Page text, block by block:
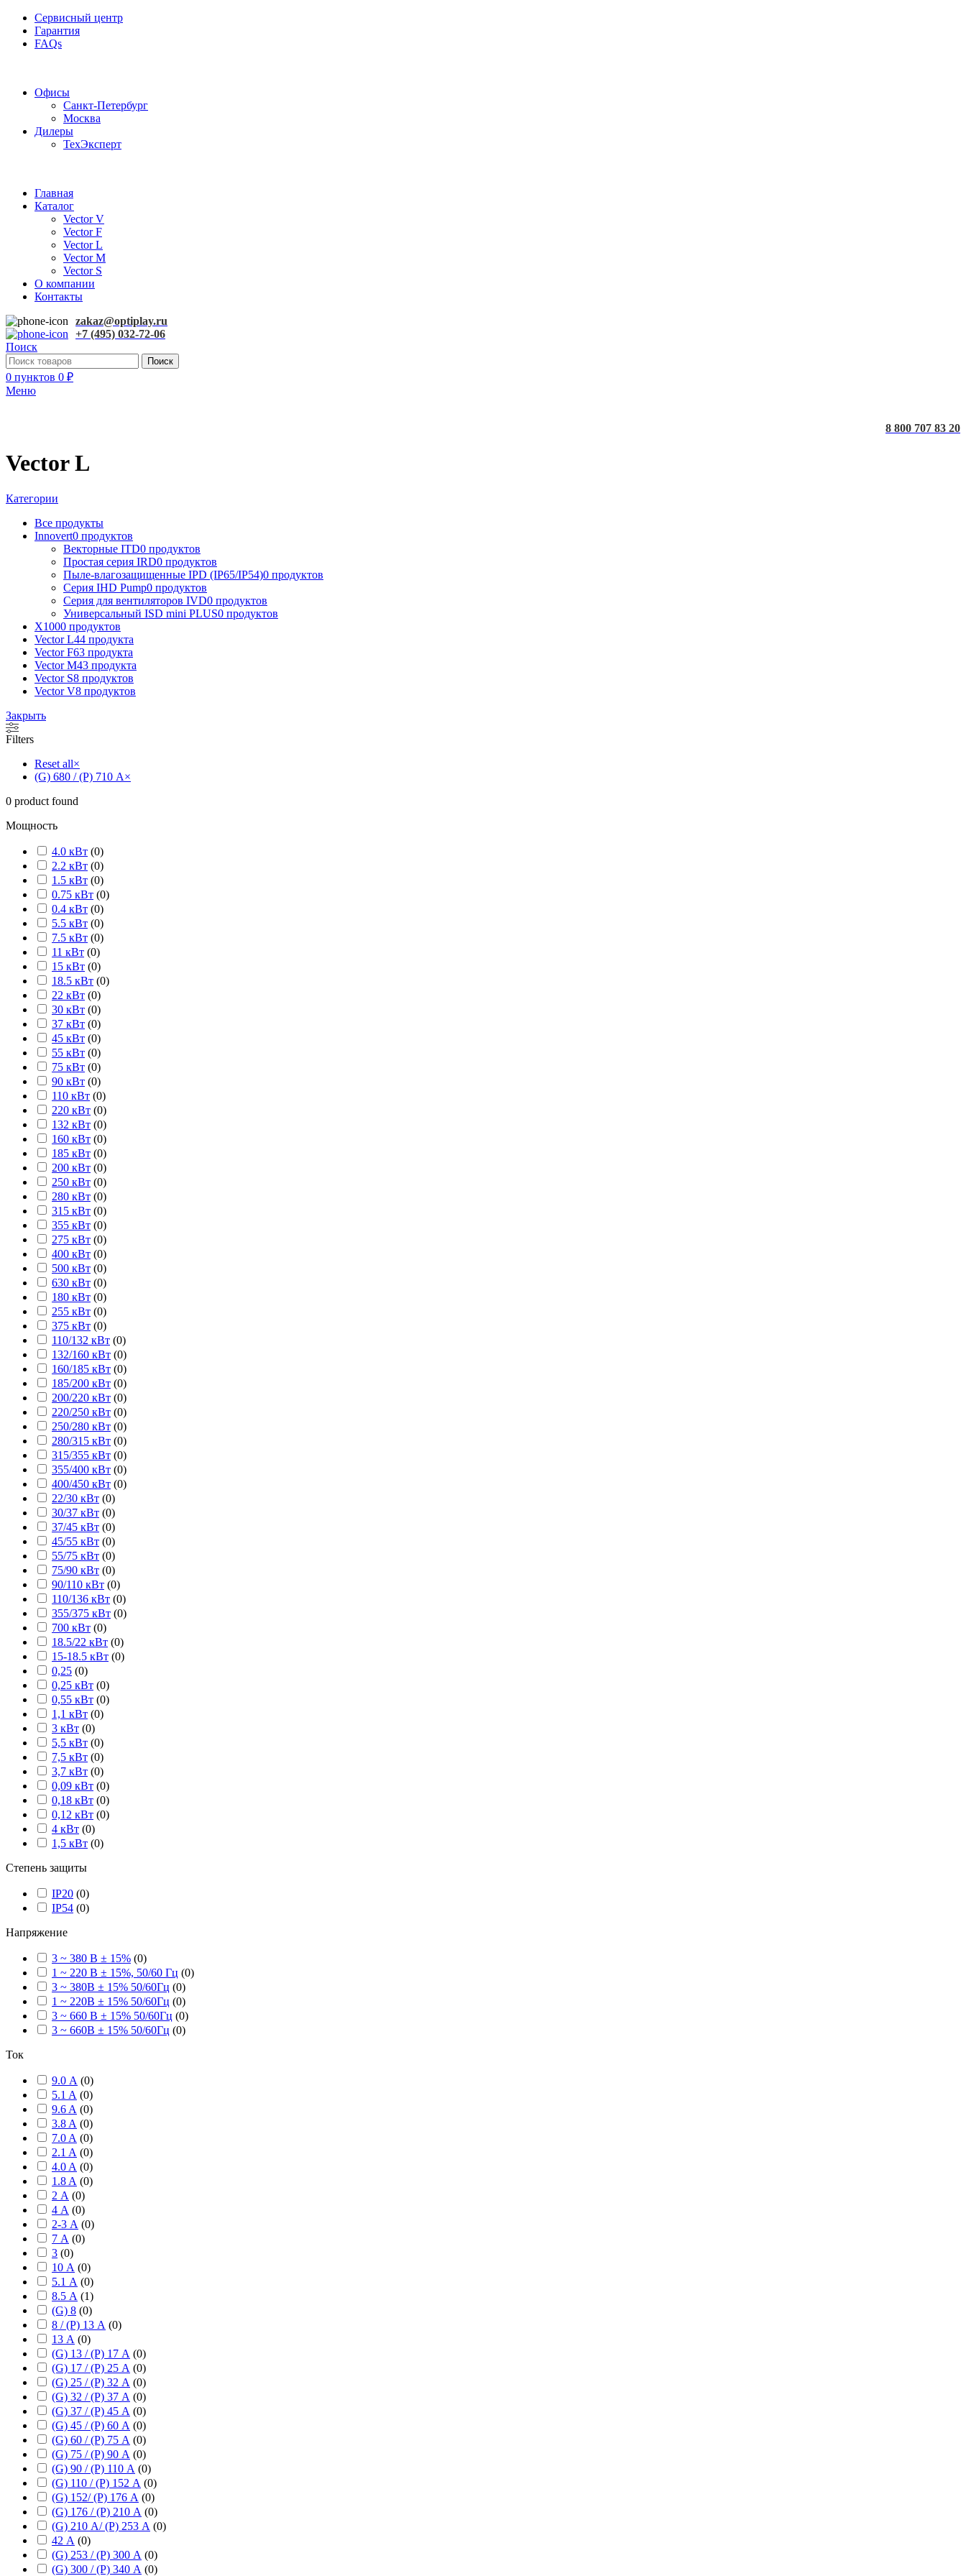
Сервисный центр
Гарантия
FAQs
Офисы
Санкт-Петербург
Москва
Дилеры
ТехЭксперт
Главная
Каталог
Vector V
Vector F
Vector L
Vector M
Vector S
О компании
Контакты
zakaz@optiplay.ru
+7 (495) 032-72-06
Поиск
Поиск
0 пунктов 0 ₽
Меню
8 800 707 83 20
Vector L
Категории
Все продукты
Innovert0 продуктов
Векторные ITD0 продуктов
Простая серия IRD0 продуктов
Пыле-влагозащищенные IPD (IP65/IP54)0 продуктов
Серия IHD Pump0 продуктов
Серия для вентиляторов IVD0 продуктов
Универсальный ISD mini PLUS0 продуктов
X1000 продуктов
Vector L44 продукта
Vector F63 продукта
Vector M43 продукта
Vector S8 продуктов
Vector V8 продуктов
Закрыть
Filters
Reset all×
(G) 680 / (P) 710 А×
0 product found
Мощность
4.0 кВт (0)
2.2 кВт (0)
1.5 кВт (0)
0.75 кВт (0)
0.4 кВт (0)
5.5 кВт (0)
7.5 кВт (0)
11 кВт (0)
15 кВт (0)
18.5 кВт (0)
22 кВт (0)
30 кВт (0)
37 кВт (0)
45 кВт (0)
55 кВт (0)
75 кВт (0)
90 кВт (0)
110 кВт (0)
220 кВт (0)
132 кВт (0)
160 кВт (0)
185 кВт (0)
200 кВт (0)
250 кВт (0)
280 кВт (0)
315 кВт (0)
355 кВт (0)
275 кВт (0)
400 кВт (0)
500 кВт (0)
630 кВт (0)
180 кВт (0)
255 кВт (0)
375 кВт (0)
110/132 кВт (0)
132/160 кВт (0)
160/185 кВт (0)
185/200 кВт (0)
200/220 кВт (0)
220/250 кВт (0)
250/280 кВт (0)
280/315 кВт (0)
315/355 кВт (0)
355/400 кВт (0)
400/450 кВт (0)
22/30 кВт (0)
30/37 кВт (0)
37/45 кВт (0)
45/55 кВт (0)
55/75 кВт (0)
75/90 кВт (0)
90/110 кВт (0)
110/136 кВт (0)
355/375 кВт (0)
700 кВт (0)
18.5/22 кВт (0)
15-18.5 кВт (0)
0,25 (0)
0,25 кВт (0)
0,55 кВт (0)
1,1 кВт (0)
3 кВт (0)
5,5 кВт (0)
7,5 кВт (0)
3,7 кВт (0)
0,09 кВт (0)
0,18 кВт (0)
0,12 кВт (0)
4 кВт (0)
1,5 кВт (0)
Степень защиты
IP20 (0)
IP54 (0)
Напряжение
3 ~ 380 В ± 15% (0)
1 ~ 220 В ± 15%, 50/60 Гц (0)
3 ~ 380В ± 15% 50/60Гц (0)
1 ~ 220В ± 15% 50/60Гц (0)
3 ~ 660 В ± 15% 50/60Гц (0)
3 ~ 660В ± 15% 50/60Гц (0)
Ток
9.0 А (0)
5.1 A (0)
9.6 A (0)
3.8 A (0)
7.0 A (0)
2.1 A (0)
4.0 A (0)
1.8 A (0)
2 А (0)
4 А (0)
2-3 А (0)
7 А (0)
3 (0)
10 А (0)
5.1 А (0)
8.5 А (1)
(G) 8 (0)
8 / (P) 13 А (0)
13 А (0)
(G) 13 / (P) 17 А (0)
(G) 17 / (P) 25 А (0)
(G) 25 / (P) 32 А (0)
(G) 32 / (P) 37 А (0)
(G) 37 / (P) 45 А (0)
(G) 45 / (P) 60 А (0)
(G) 60 / (P) 75 А (0)
(G) 75 / (P) 90 А (0)
(G) 90 / (P) 110 А (0)
(G) 110 / (P) 152 А (0)
(G) 152/ (P) 176 А (0)
(G) 176 / (P) 210 А (0)
(G) 210 А/ (P) 253 А (0)
42 А (0)
(G) 253 / (P) 300 А (0)
(G) 300 / (P) 340 А (0)